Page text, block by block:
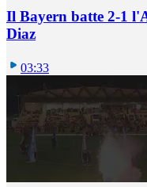
Il Bayern batte 2-1
Diaz
03:33